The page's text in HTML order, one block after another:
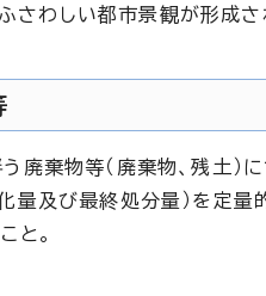
さわしい都市景観が形成さ
廃棄物等（廃棄物、残土）
量及び最終処分量）を定
と。